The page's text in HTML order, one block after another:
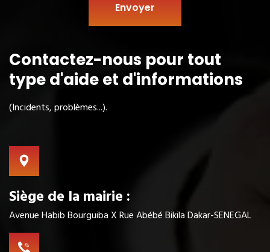
Envoyer
Contactez-nous pour tout
typed'aide et d'informations
(Incidents, problèmes...).
Siège de la mairie :
Avenue Habib Bourguiba X Rue Abébé Bikila Dakar-SENEGAL